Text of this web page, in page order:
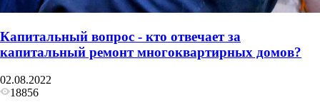
Капитальный вопрос - кто отвечает за
капитальный ремонт многоквартирных домов?
02.08.2022
18856